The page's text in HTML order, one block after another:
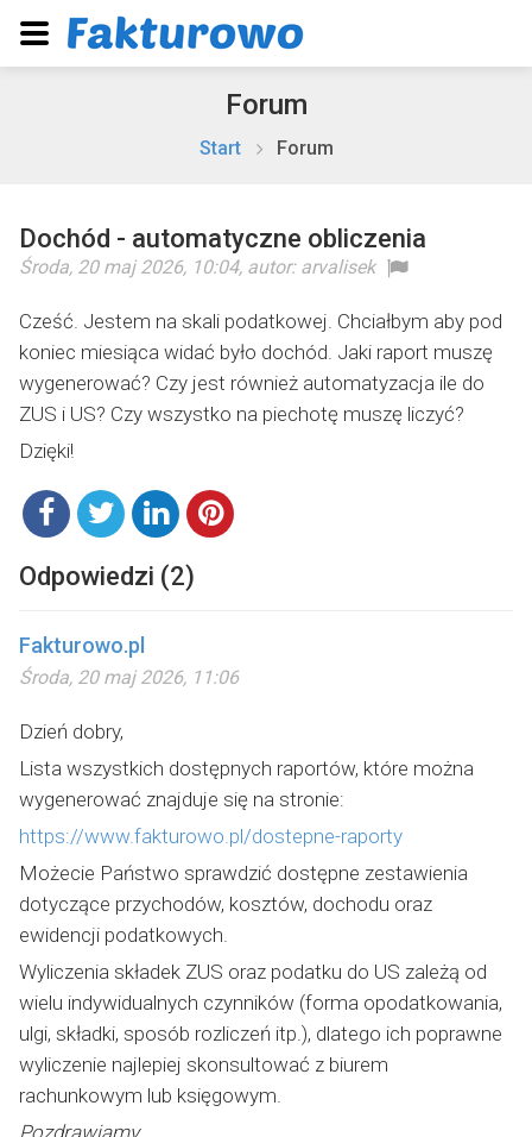
Forum
Start Forum
Dochód - automatyczne obliczenia
Środa, 20 maj 2026, 10:04, autor: arvalisek
Cześć. Jestem na skali podatkowej. Chciałbym aby pod
koniec miesiąca widać było dochód. Jaki raport muszę
wygenerować? Czy jest również automatyzacja ile do
ZUS i US? Czy wszystko na piechotę muszę liczyć?
Dzięki!
Odpowiedzi (2)
Fakturowo.pl
Środa, 20 maj 2026, 11:06
Dzień dobry,
Lista wszystkich dostępnych raportów, które można
wygenerować znajduje się na stronie:
https://www.fakturowo.pl/dostepne-raporty
Możecie Państwo sprawdzić dostępne zestawienia
dotyczące przychodów, kosztów, dochodu oraz
ewidencji podatkowych.
Wyliczenia składek ZUS oraz podatku do US zależą od
wielu indywidualnych czynników (forma opodatkowania,
ulgi, składki, sposób rozliczeń itp.), dlatego ich poprawne
wyliczenie najlepiej skonsultować z biurem
rachunkowym lub księgowym.
Pozdrawiamy